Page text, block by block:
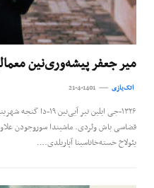
میر جعفر پیشه‌وری‌‌نین معمالی
اتک‌یازی 21-4-1401
۱۳۲۶-جی ایلین تیر
یئولاخ خسته‌خاناسینا آپاریلدی.…